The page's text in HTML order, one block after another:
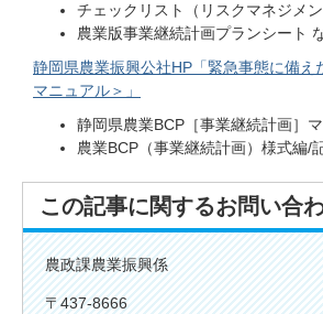
チェックリスト（リスクマネジメ
農業版事業継続計画プランシート
静岡県農業振興公社HP「緊急事態に備え
マニュアル＞」
静岡県農業BCP［事業継続計画］
農業BCP（事業継続計画）様式編/
この記事に関するお問い合
農政課農業振興係
〒437-8666